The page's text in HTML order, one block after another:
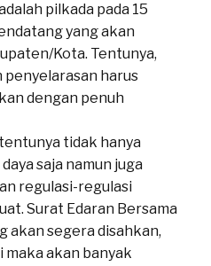
pilkada pada 15
yang akan
Kota. Tentunya,
penyelarasan harus
dengan penuh
tidak hanya
saja namun juga
regulasi-regulasi
Surat Edaran Bersama
akan segera disahkan,
akan banyak